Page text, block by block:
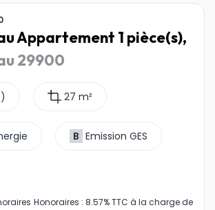
Appartement 1 pièce(s),
29900
27 m²
B Emission GES
Honoraires : 8.57% TTC à la charge de